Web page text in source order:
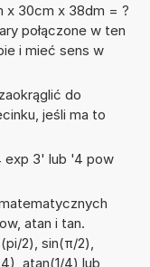
x 30cm x 38dm = ?
połączone w ten
i mieć sens w
do
jeśli ma to
exp 3' lub '4 pow
atan i tan.
2), sin(π/2),
atan(1/4) lub